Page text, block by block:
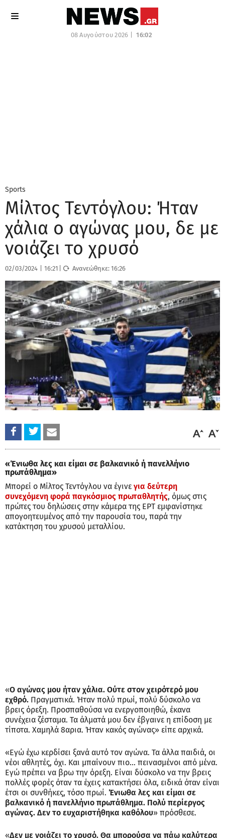
08 Αυγούστου 2026 | 16:02
Sports
Μίλτος Τεντόγλου: Ήταν
χάλια ο αγώνας μου, δε με
νοιάζει το χρυσό
02/03/2024 16:21 Ανανεώθηκε:16:26
«Ένιωθα λες και είμαι σε βαλκανικό ή πανελλήνιο
πρωτάθλημα»
Μπορεί ο Μίλτος Τεντόγλου να έγινε για δεύτερη
συνεχόμενη φορά παγκόσμιος πρωταθλητής, όμως στις
πρώτες του δηλώσεις στην κάμερα της ΕΡΤ εμφανίστηκε
απογοητευμένος από την παρουσία του, παρά την
κατάκτηση του χρυσού μεταλλίου.
«Ο αγώνας μου ήταν χάλια. Ούτε στον χειρότερό μου
εχθρό. Πραγματικά. Ήταν πολύ πρωί, πολύ δύσκολο να
βρεις όρεξη. Προσπαθούσα να ενεργοποιηθώ, έκανα
συνέχεια ζέσταμα. Τα άλματά μου δεν έβγαινε η επίδοση με
τίποτα. Χαμηλά 8αρια. Ήταν κακός αγώνας» είπε αρχικά.
«Εγώ έχω κερδίσει ξανά αυτό τον αγώνα. Τα άλλα παιδιά, οι
νέοι αθλητές, όχι. Και μπαίνουν πιο… πεινασμένοι από μένα.
Εγώ πρέπει να βρω την όρεξη. Είναι δύσκολο να την βρεις
πολλές φορές όταν τα έχεις κατακτήσει όλα, ειδικά όταν είναι
έτσι οι συνθήκες, τόσο πρωί. Ένιωθα λες και είμαι σε
βαλκανικό ή πανελλήνιο πρωτάθλημα. Πολύ περίεργος
αγώνας. Δεν το ευχαριστήθηκα καθόλου» πρόσθεσε.
«Δεν με νοιάζει το χρυσό. Θα μπορούσα να πάω καλύτερα